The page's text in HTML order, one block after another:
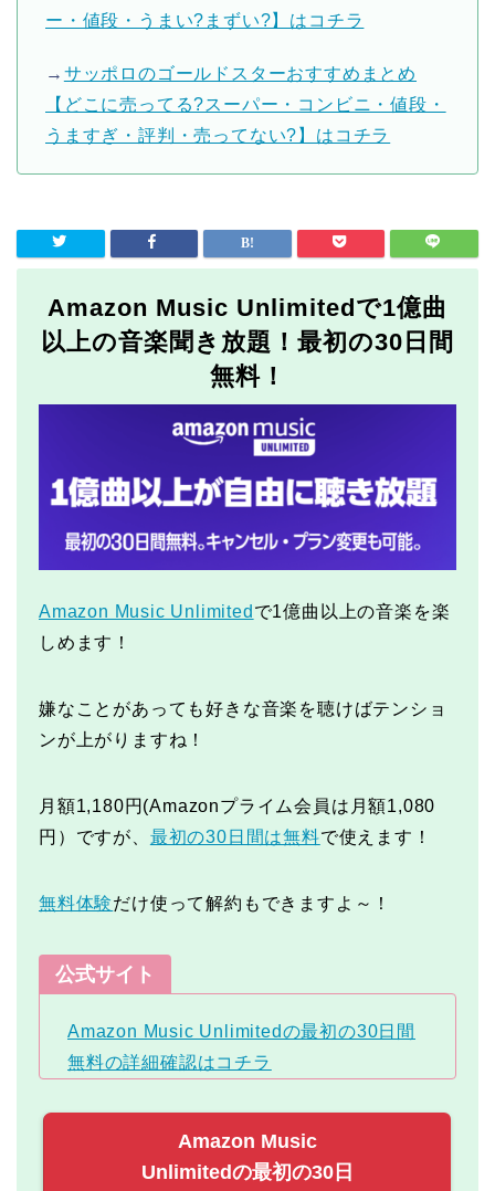
ー・値段・うまい?まずい?】はコチラ
→ サッポロのゴールドスターおすすめまとめ
【どこに売ってる?スーパー・コンビニ・値段・
うますぎ・評判・売ってない?】はコチラ
Amazon Music Unlimitedで1億曲
以上の音楽聞き放題！最初の30日間
無料！
Amazon Music Unlimited で1億曲以上の音楽を楽
しめます！
嫌なことがあっても好きな音楽を聴けばテンショ
ンが上がりますね！
月額1,180円(Amazonプライム会員は月額1,080
円）ですが、 最初の30日間は無料で使えます！
無料体験だけ使って解約もできますよ～！
公式サイト
Amazon Music Unlimitedの最初の30日間
無料の詳細確認はコチラ
Amazon Music
Unlimitedの最初の30日